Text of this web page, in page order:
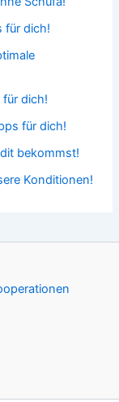
für dich!
für dich!
für dich!
bekommst!
Konditionen!